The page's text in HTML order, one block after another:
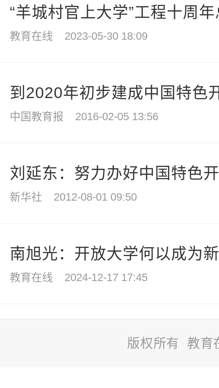
“羊城村官上大学”工程十周
教育在线 2023-05-30 18:09
到2020年初步建成中国特色
中国教育报 2016-02-05 13:56
刘延东：努力办好中国特色
新华社 2012-08-01 09:50
南旭光：开放大学何以成为
教育在线 2024-12-17 17:45
版权所有 教育